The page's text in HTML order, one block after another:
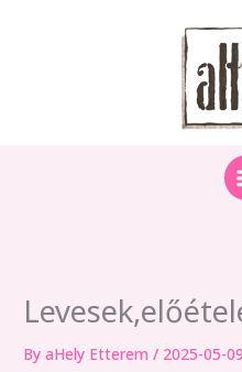
ByaHely Etterem/ 2025-05-09